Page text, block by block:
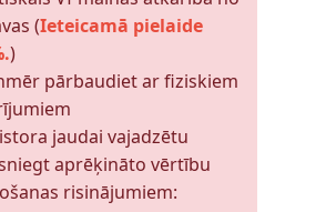
(Ieteicamā pielaide
)
pārbaudiet ar fiziskiem
jaudai vajadzētu
aprēķināto vērtību
risinājumiem: